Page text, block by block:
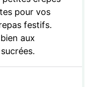
pour vos
festifs.
aux